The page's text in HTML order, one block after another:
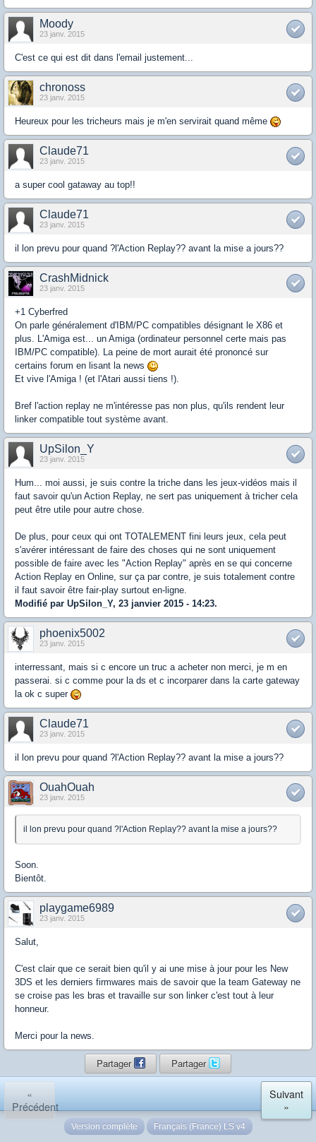
Moody
23 janv. 2015
C'est ce qui est dit dans l'email justement...
chronoss
23 janv. 2015
Heureux pour les tricheurs mais je m'en servirait quand même
Claude71
23 janv. 2015
a super cool gataway au top!!
Claude71
23 janv. 2015
il lon prevu pour quand ?l'Action Replay?? avant la mise a jours??
CrashMidnick
23 janv. 2015
+1 Cyberfred
On parle généralement d'IBM/PC compatibles désignant le X86 et
plus. L'Amiga est... un Amiga (ordinateur personnel certe mais pas
IBM/PC compatible). La peine de mort aurait été prononcé sur
certains forum en lisant la news
Et vive l'Amiga ! (et l'Atari aussi tiens !).
Bref l'action replay ne m'intéresse pas non plus, qu'ils rendent leur
linker compatible tout système avant.
UpSilon_Y
23 janv. 2015
Hum... moi aussi, je suis contre la triche dans les jeux-vidéos mais il
faut savoir qu'un Action Replay, ne sert pas uniquement à tricher cela
peut être utile pour autre chose.
De plus, pour ceux qui ont TOTALEMENT fini leurs jeux, cela peut
s'avérer intéressant de faire des choses qui ne sont uniquement
possible de faire avec les "Action Replay" après en se qui concerne
Action Replay en Online, sur ça par contre, je suis totalement contre
il faut savoir être fair-play surtout en-ligne.
Modifié par UpSilon_Y, 23 janvier 2015 - 14:23.
phoenix5002
23 janv. 2015
interressant, mais si c encore un truc a acheter non merci, je m en
passerai. si c comme pour la ds et c incorparer dans la carte gateway
la ok c super
Claude71
23 janv. 2015
il lon prevu pour quand ?l'Action Replay?? avant la mise a jours??
OuahOuah
23 janv. 2015
il lon prevu pour quand ?l'Action Replay?? avant la mise a jours??
Soon.
Bientôt.
playgame6989
23 janv. 2015
Salut,
C'est clair que ce serait bien qu'il y ai une mise à jour pour les New
3DS et les derniers firmwares mais de savoir que la team Gateway ne
se croise pas les bras et travaille sur son linker c'est tout à leur
honneur.
Merci pour la news.
Partager Partager
«
Précédent
Suivant
»
Version complète Français (France) LS v4